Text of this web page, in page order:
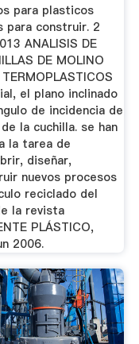
para plasticos
para construir. 2
ANALISIS DE
DE MOLINO
el plano inclinado
de incidencia de
la cuchilla. se han
la tarea de
diseñar,
nuevos procesos
reciclado del
la revista
PLÁSTICO,
2006.